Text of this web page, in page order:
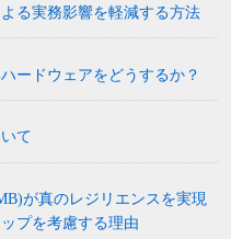
る実務影響を軽減する方法
ードウェアをどうするか？
て
が真のレジリエンスを実現
プを考慮する理由